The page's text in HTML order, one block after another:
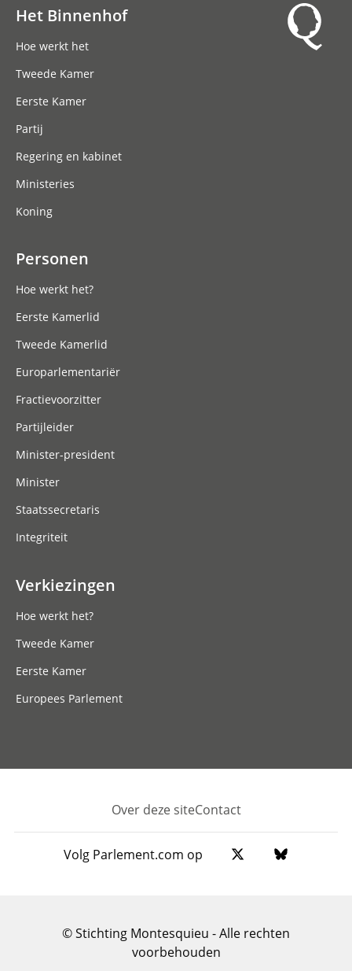
Het Binnenhof
Hoe werkt het
Tweede Kamer
Eerste Kamer
Partij
Regering en kabinet
Ministeries
Koning
Personen
Hoe werkt het?
Eerste Kamerlid
Tweede Kamerlid
Europarlementariër
Fractievoorzitter
Partijleider
Minister-president
Minister
Staatssecretaris
Integriteit
Verkiezingen
Hoe werkt het?
Tweede Kamer
Eerste Kamer
Europees Parlement
Footer
Over deze siteContact
Volg Parlement.com op
© Stichting Montesquieu - Alle rechten
voorbehouden